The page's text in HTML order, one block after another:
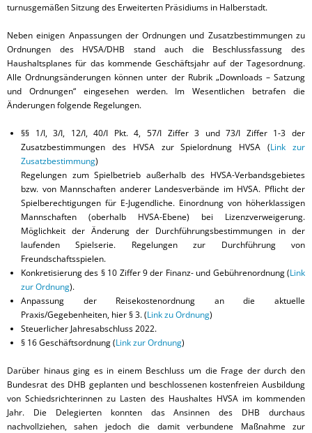
turnusgemäßen Sitzung des Erweiterten Präsidiums in Halberstadt.
Neben einigen Anpassungen der Ordnungen und Zusatzbestimmungen zu
Ordnungen des HVSA/DHB stand auch die Beschlussfassung des
Haushaltsplanes für das kommende Geschäftsjahr auf der Tagesordnung.
Alle Ordnungsänderungen können unter der Rubrik „Downloads – Satzung
und Ordnungen“ eingesehen werden. Im Wesentlichen betrafen die
Änderungen folgende Regelungen.
§§ 1/I, 3/I, 12/I, 40/I Pkt. 4, 57/I Ziffer 3 und 73/I Ziffer 1-3 der
Zusatzbestimmungen des HVSA zur Spielordnung HVSA (Link zur
Zusatzbestimmung)
Regelungen zum Spielbetrieb außerhalb des HVSA-Verbandsgebietes
bzw. von Mannschaften anderer Landesverbände im HVSA. Pflicht der
Spielberechtigungen für E-Jugendliche. Einordnung von höherklassigen
Mannschaften (oberhalb HVSA-Ebene) bei Lizenzverweigerung.
Möglichkeit der Änderung der Durchführungsbestimmungen in der
laufenden Spielserie. Regelungen zur Durchführung von
Freundschaftsspielen.
Konkretisierung des § 10 Ziffer 9 der Finanz- und Gebührenordnung (Link
zur Ordnung).
Anpassung der Reisekostenordnung an die aktuelle
Praxis/Gegebenheiten, hier § 3. (Link zu Ordnung)
Steuerlicher Jahresabschluss 2022.
§ 16 Geschäftsordnung (Link zur Ordnung)
Darüber hinaus ging es in einem Beschluss um die Frage der durch den
Bundesrat des DHB geplanten und beschlossenen kostenfreien Ausbildung
von Schiedsrichterinnen zu Lasten des Haushaltes HVSA im kommenden
Jahr. Die Delegierten konnten das Ansinnen des DHB durchaus
nachvollziehen, sahen jedoch die damit verbundene Maßnahme zur